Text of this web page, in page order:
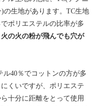
の生地があります。TC生地
ポリエステルの比率が多
の火の粉が飛んでも穴が
ル40％でコットンの方が多
くいですが、ポリエステ
十分に距離をとって使用